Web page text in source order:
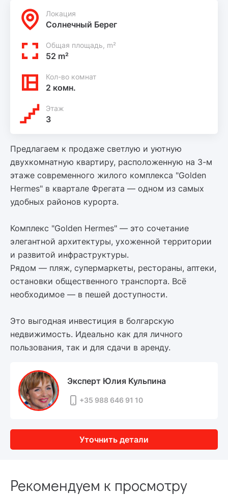
Локация
Солнечный Берег
Общая площадь, m²
52 m²
Кол-во комнат
2 комн.
Этаж
3
Предлагаем к продаже светлую и уютную
двухкомнатную квартиру, расположенную на 3-м
этаже современного жилого комплекса "Golden
Hermes" в квартале Фрегата — одном из самых
удобных районов курорта.
Комплекс "Golden Hermes" — это сочетание
элегантной архитектуры, ухоженной территории
и развитой инфраструктуры.
Рядом — пляж, супермаркеты, рестораны, аптеки,
остановки общественного транспорта. Всё
необходимое — в пешей доступности.
Это выгодная инвестиция в болгарскую
недвижимость. Идеально как для личного
пользования, так и для сдачи в аренду.
Эксперт Юлия Кульпина
+35 988 646 91 10
Уточнить детали
Рекомендуем к просмотру